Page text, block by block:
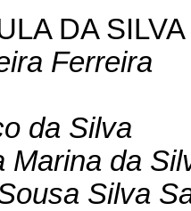
DA SILVA
Ferreira
da Silva
Marina da
Silva